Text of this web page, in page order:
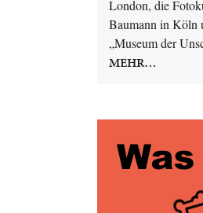
London, die
Baumann in Köln
„Museum der
MEHR…